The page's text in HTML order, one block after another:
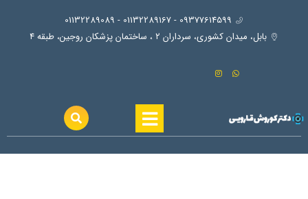
09377614599 - 01132289167 - 01132289089
بابل، ميدان كشوري، سرداران ٢ ، ساختمان پزشكان روجين، طبقه ٤